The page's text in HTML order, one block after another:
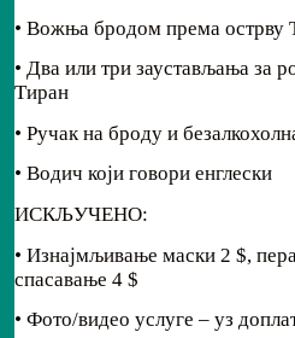
• Вожња бродом према острву
• Два или три заустављања за
Тиран
• Ручак на броду и
• Водич који говори енглески
ИСКЉУЧЕНО:
• Изнајмљивање маски 2 $,
спасавање 4 $
• Фото/видео услуге – уз